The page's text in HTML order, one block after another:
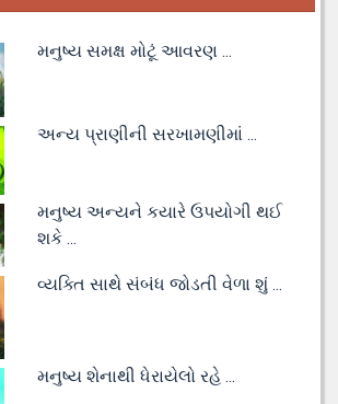
મનુષ્ય સમક્ષ મોટૂં આવરણ ...
અન્ય પ્રાણીની સરખામણીમાં ...
મનુષ્ય અન્યને કયારે ઉપયોગી થઈ
શકે ...
વ્યક્તિ સાથે સંબંધ જોડતી વેળા શું ...
મનુષ્ય શેનાથી ધેરાયેલો રહે ...